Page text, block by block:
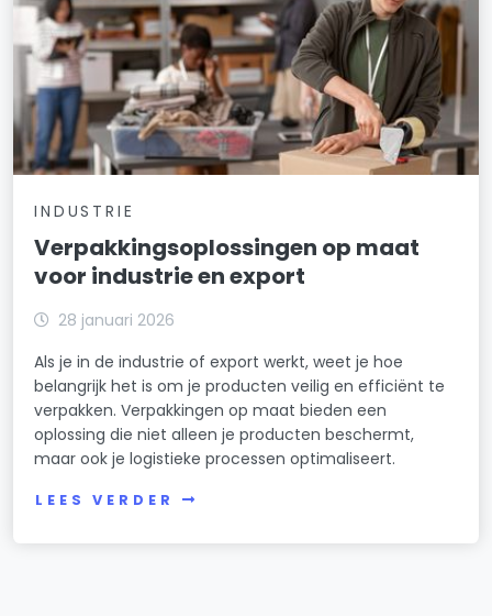
INDUSTRIE
Verpakkingsoplossingen op maat
voor industrie en export
28 januari 2026
Als je in de industrie of export werkt, weet je hoe
belangrijk het is om je producten veilig en efficiënt te
verpakken. Verpakkingen op maat bieden een
oplossing die niet alleen je producten beschermt,
maar ook je logistieke processen optimaliseert.
LEES VERDER